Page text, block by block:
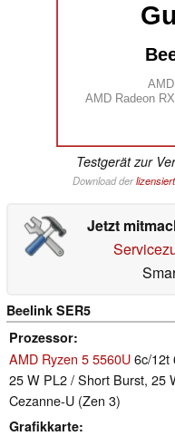
AMD Radeon
Testgerät zur
Download der
Jetzt
Beelink SER5
Prozessor
AMD Ryzen 5 5560U6c/12t
25 W PL2 / Short Burst, 25
Cezanne-U (Zen 3)
Grafikkarte